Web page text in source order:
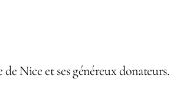
Nice et ses généreux donateurs.